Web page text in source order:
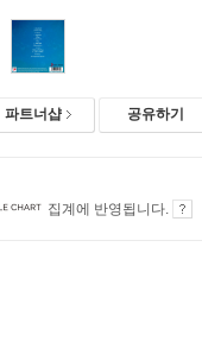
파트너샵 공유하기
집계에 반영됩니다.